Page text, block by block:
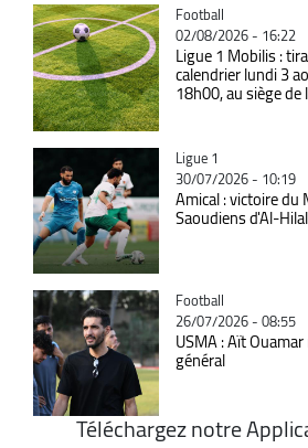
Catégorie
Football
02/08/2026 - 16:22
Ligue 1 Mobilis :
calendrier lundi 3
18h00, au siège de
Catégorie
Ligue 1
30/07/2026 - 10:19
Amical : victoire du
Saoudiens d'Al-
Catégorie
Football
26/07/2026 - 08:55
USMA : Aït
général
Téléchargez notre